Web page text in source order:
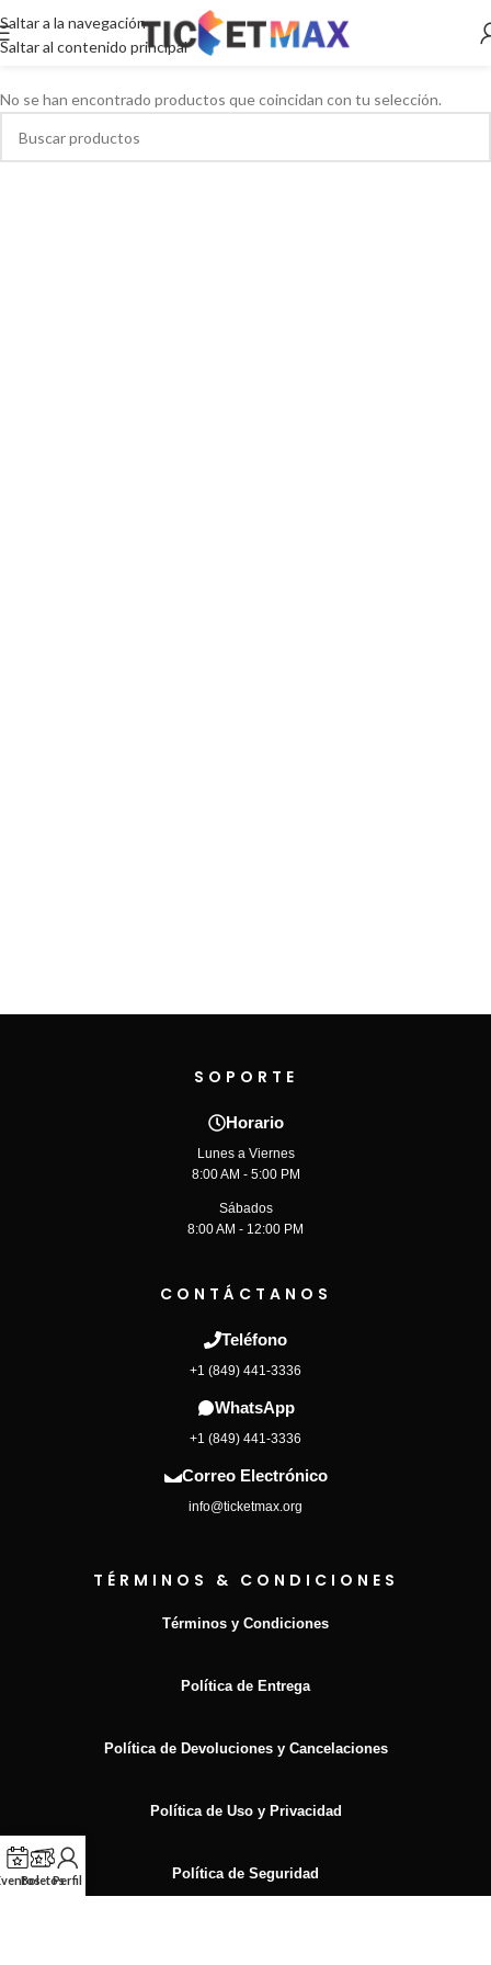
Saltar a la navegación
Saltar al contenido principal
No se han encontrado productos que coincidan con tu selección.
SOPORTE
Horario
Lunes a Viernes
8:00 AM - 5:00 PM
Sábados
8:00 AM - 12:00 PM
CONTÁCTANOS
Teléfono
+1 (849) 441-3336
WhatsApp
+1 (849) 441-3336
Correo Electrónico
info@ticketmax.org
TÉRMINOS & CONDICIONES
Términos y Condiciones
Política de Entrega
Política de Devoluciones y Cancelaciones
Política de Uso y Privacidad
Política de Seguridad
BoletosPerfil